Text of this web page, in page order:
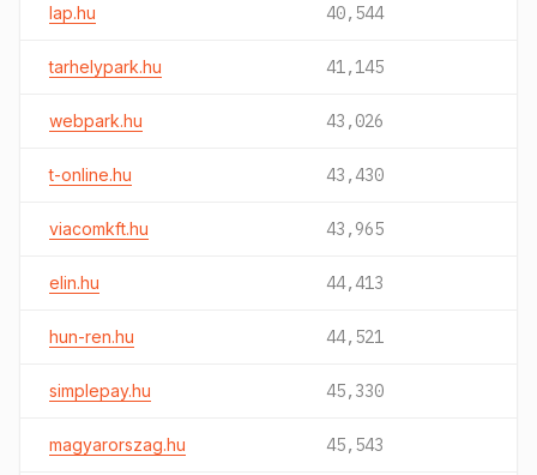
lap.hu 40,544
tarhelypark.hu 41,145
webpark.hu 43,026
t-online.hu 43,430
viacomkft.hu 43,965
elin.hu 44,413
hun-ren.hu 44,521
simplepay.hu 45,330
magyarorszag.hu 45,543